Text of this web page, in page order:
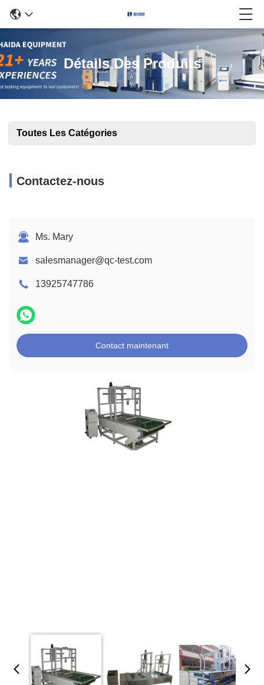
Détails Des Produits
Toutes Les Catégories
Contactez-nous
Ms. Mary
salesmanager@qc-test.com
13925747786
Contact maintenant